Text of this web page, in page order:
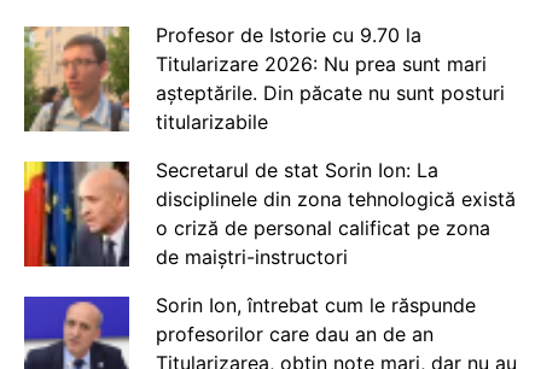
Profesor de Istorie cu 9.70 la
Titularizare 2026: Nu prea sunt mari
așteptările. Din păcate nu sunt posturi
titularizabile
Secretarul de stat Sorin Ion: La
disciplinele din zona tehnologică există
o criză de personal calificat pe zona
de maiștri-instructori
Sorin Ion, întrebat cum le răspunde
profesorilor care dau an de an
Titularizarea, obțin note mari, dar nu au